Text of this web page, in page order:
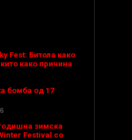
Fest: Битола како
како причина
бомба од 17
зимска
Festival со